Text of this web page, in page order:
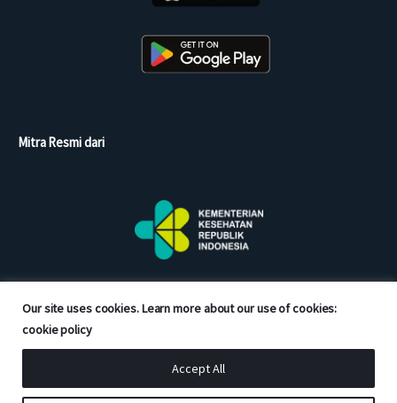
Our site uses cookies. Learn more about our use of cookies:
cookie policy
Accept All
Mitra Resmi dari
Copyright © 2026 Good Doctor. All rights reserved.